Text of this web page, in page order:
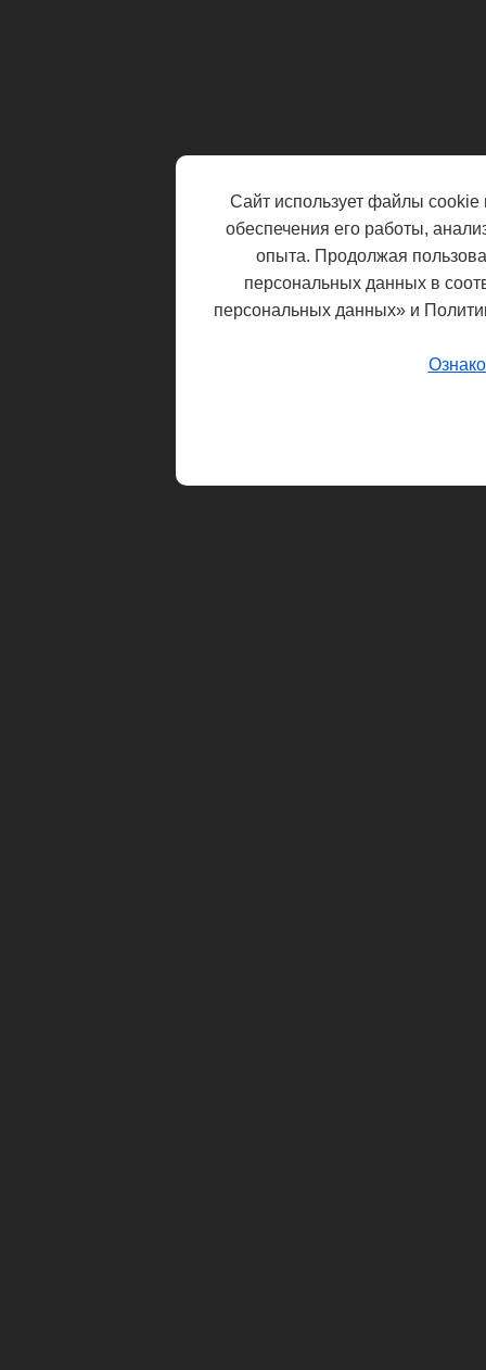
Сайт использует файлы cookie
обеспечения его работы,
опыта. Продолжая
персональных данных в
персональных данных» и